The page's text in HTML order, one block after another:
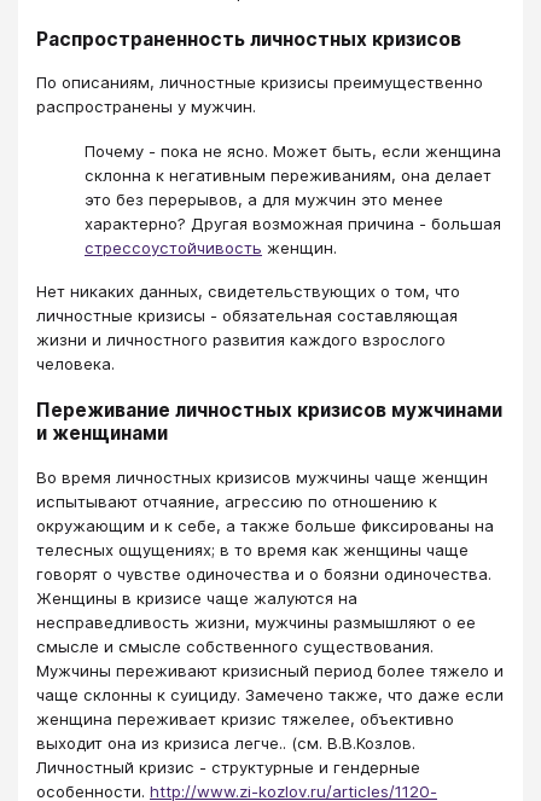
Распространенность личностных кризисов
По описаниям, личностные кризисы преимущественно
распространены у мужчин.
Почему - пока не ясно. Может быть, если женщина
склонна к негативным переживаниям, она делает
это без перерывов, а для мужчин это менее
характерно? Другая возможная причина - большая
стрессоустойчивость женщин.
Нет никаких данных, свидетельствующих о том, что
личностные кризисы - обязательная составляющая
жизни и личностного развития каждого взрослого
человека.
Переживание личностных кризисов мужчинами
и женщинами
Во время личностных кризисов мужчины чаще женщин
испытывают отчаяние, агрессию по отношению к
окружающим и к себе, а также больше фиксированы на
телесных ощущениях; в то время как женщины чаще
говорят о чувстве одиночества и о боязни одиночества.
Женщины в кризисе чаще жалуются на
несправедливость жизни, мужчины размышляют о ее
смысле и смысле собственного существования.
Мужчины переживают кризисный период более тяжело и
чаще склонны к суициду. Замечено также, что даже если
женщина переживает кризис тяжелее, объективно
выходит она из кризиса легче.. (см. В.В.Козлов.
Личностный кризис - структурные и гендерные
особенности. http://www.zi-kozlov.ru/articles/1120-